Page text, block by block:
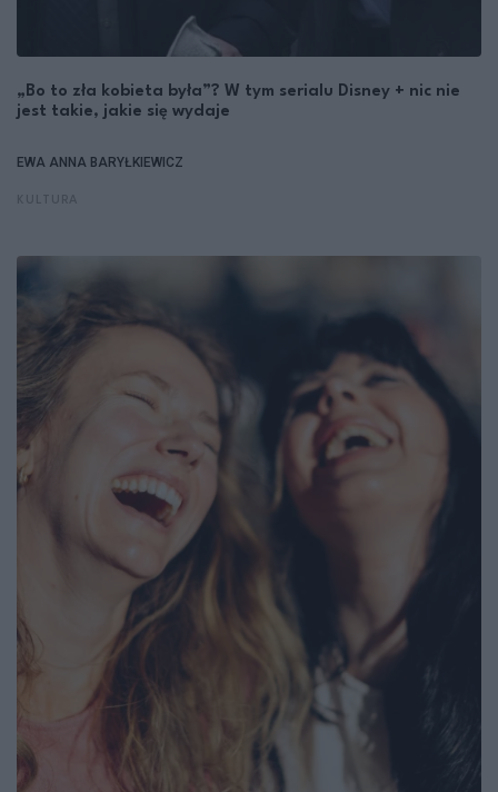
„Bo to zła kobieta była”? W tym serialu Disney + nic nie
jest takie, jakie się wydaje
EWA ANNA BARYŁKIEWICZ